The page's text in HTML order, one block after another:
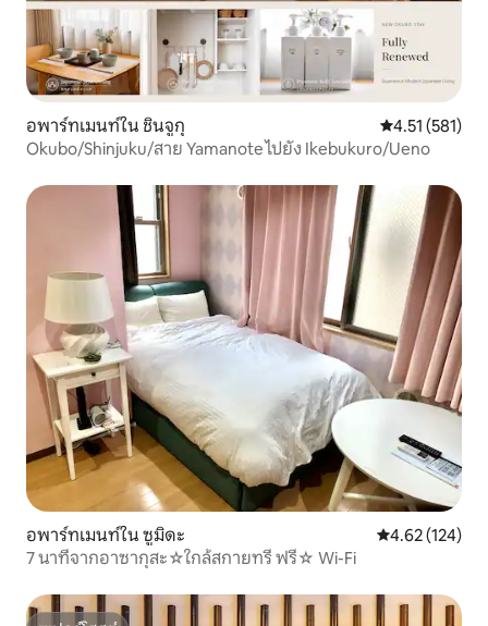
อพาร์ทเมนท์ใน ชินจูกุ คะแนนเฉลี่ย
4.51 (581)
Okubo/Shinjuku/สาย Yamanote ไปยัง Ikebukuro/Ueno
อพาร์ทเมนท์ใน ซูมิดะ คะแนนเฉลี่ย
4.62 (124)
7 นาทีจากอาซากุสะ☆ใกล้สกายทรี ฟรี☆ Wi-Fi